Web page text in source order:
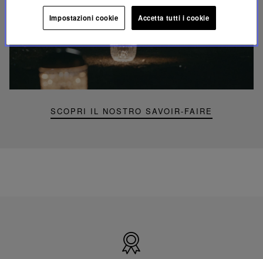
SCOPRI IL NOSTRO SAVOIR-FAIRE
Riproduci
video
Video
lampada
portatile
mini
Francia
Impostazioni cookie Accetta tutti i cookie